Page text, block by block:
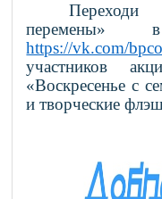
Переходи
перемены»
https://vk.com/
участников
«Воскресенье с
и творческие